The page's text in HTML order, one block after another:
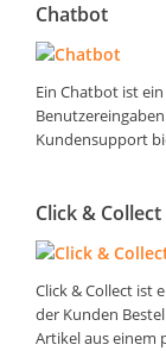
Chatbot
Ein Chatbot ist
Kundensupport
Click & Collect
Click & Collect ist
der Kunden
Artikel aus einem